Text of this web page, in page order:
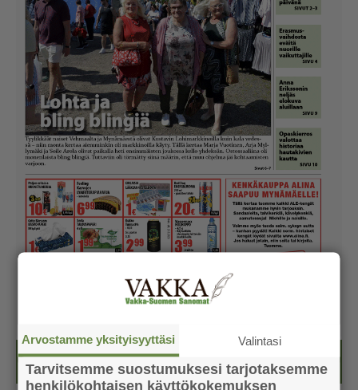
Kesälehti (ilmainen)
Arvostamme yksityisyyttäsi Valintasi
Tarvitsemme suostumuksesi tarjotaksemme
henkilökohtaisen käyttökokemuksen